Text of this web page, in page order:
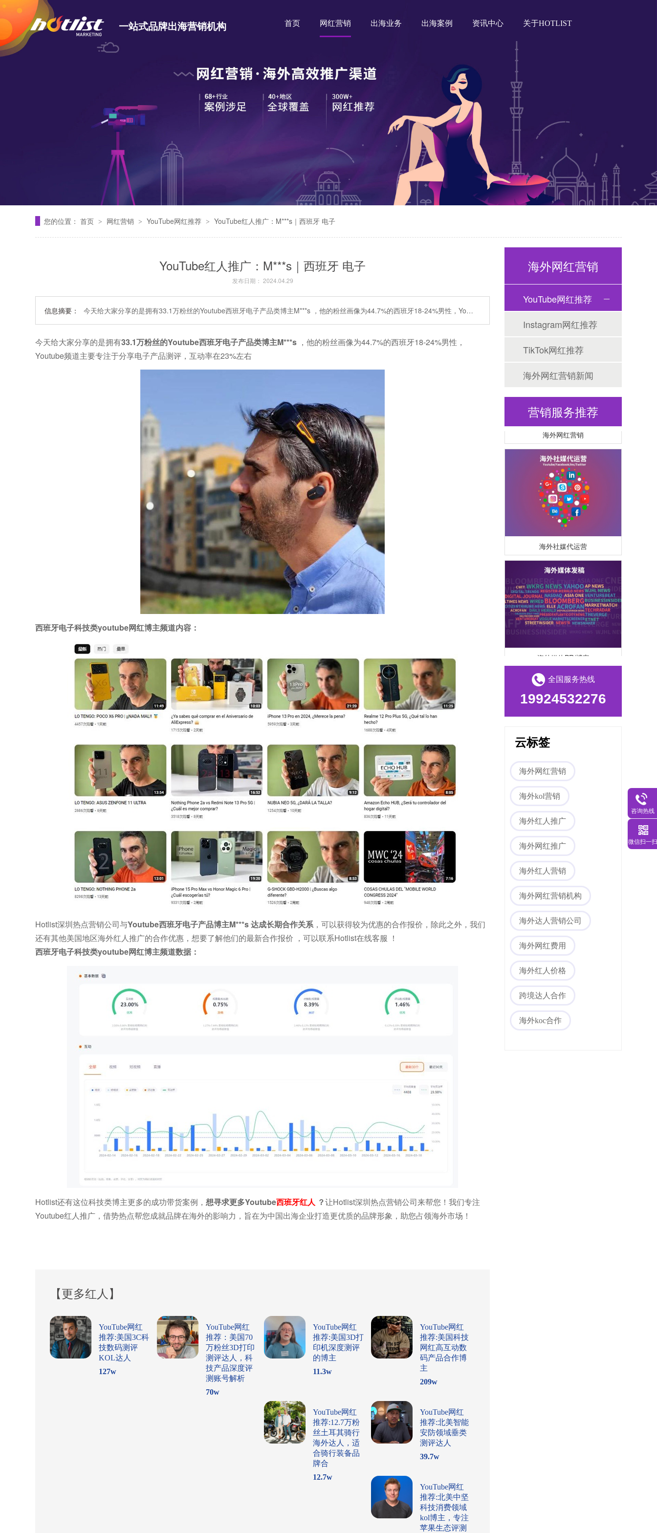
一站式品牌出海营销机构 首页 网红营销 出海业务 出海案例 资讯中心 关于HOTLIST
您的位置： 首页 > 网红营销 > YouTube网红推荐 > YouTube红人推广：M***s｜西班牙 电子
YouTube红人推广：M***s｜西班牙 电子
发布日期： 2024.04.29
信息摘要： 今天给大家分享的是拥有33.1万粉丝的Youtube西班牙电子产品类博主M***s ，他的粉丝画像为44.7%的西班牙18-24%男性，Yo…
今天给大家分享的是拥有33.1万粉丝的Youtube西班牙电子产品类博主M***s ，他的粉丝画像为44.7%的西班牙18-24%男性，
Youtube频道主要专注于分享电子产品测评，互动率在23%左右
西班牙电子科技类youtube网红博主频道内容：
Hotlist深圳热点营销公司与Youtube西班牙电子产品博主M***s 达成长期合作关系，可以获得较为优惠的合作报价，除此之外，我们
还有其他美国地区海外红人推广的合作优惠，想要了解他们的最新合作报价 ，可以联系Hotlist在线客服 ！
西班牙电子科技类youtube网红博主频道数据：
Hotlist还有这位科技类博主更多的成功带货案例， 想寻求更多Youtube西班牙红人 ？让Hotlist深圳热点营销公司来帮您！我们专注
Youtube红人推广，借势热点帮您成就品牌在海外的影响力，旨在为中国出海企业打造更优质的品牌形象，助您占领海外市场！
【更多红人】
YouTube网红
推荐:美国3C科
技数码测评
KOL达人
127w
YouTube网红
推荐：美国70
万粉丝3D打印
测评达人，科
技产品深度评
测账号解析
70w
YouTube网红
推荐:美国3D打
印机深度测评
的博主
11.3w
YouTube网红
推荐:美国科技
网红高互动数
码产品合作博
主
209w
YouTube网红
推荐:12.7万粉
丝土耳其骑行
海外达人，适
合骑行装备品
牌合
12.7w
YouTube网红
推荐:北美智能
安防领域垂类
测评达人
39.7w
YouTube网红
推荐:北美中坚
科技消费领域
kol博主，专注
苹果生态评测
海外网红营销
YouTube网红推荐
Instagram网红推荐
TikTok网红推荐
海外网红营销新闻
营销服务推荐
海外网红营销
海外社媒代运营
海外媒体PR/博客
海外网红营销
全国服务热线
19924532276
云标签
海外网红营销
海外kol营销
海外红人推广
海外网红推广
海外红人营销
海外网红营销机构
海外达人营销公司
海外网红费用
海外红人价格
跨境达人合作
海外koc合作
咨询热线
微信扫一扫